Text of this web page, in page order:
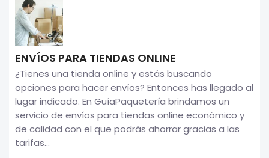
ENVÍOS PARA TIENDAS ONLINE
¿Tienes una tienda online y estás buscando
opciones para hacer envíos? Entonces has llegado al
lugar indicado. En GuíaPaquetería brindamos un
servicio de envíos para tiendas online económico y
de calidad con el que podrás ahorrar gracias a las
tarifas...